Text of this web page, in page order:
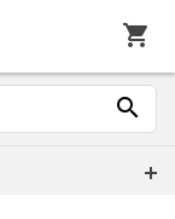
shopping_cart
search